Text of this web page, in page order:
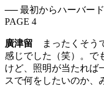
── 最初からハーバー
PAGE 4
廣津留 まったくそう
感じでした（笑）。で
けど、照明が当たれば
スで何をしたいのか、